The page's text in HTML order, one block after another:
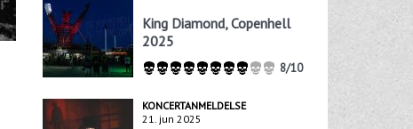
King Diamond, Copenhell
2025
8/10
KONCERTANMELDELSE
21. jun 2025